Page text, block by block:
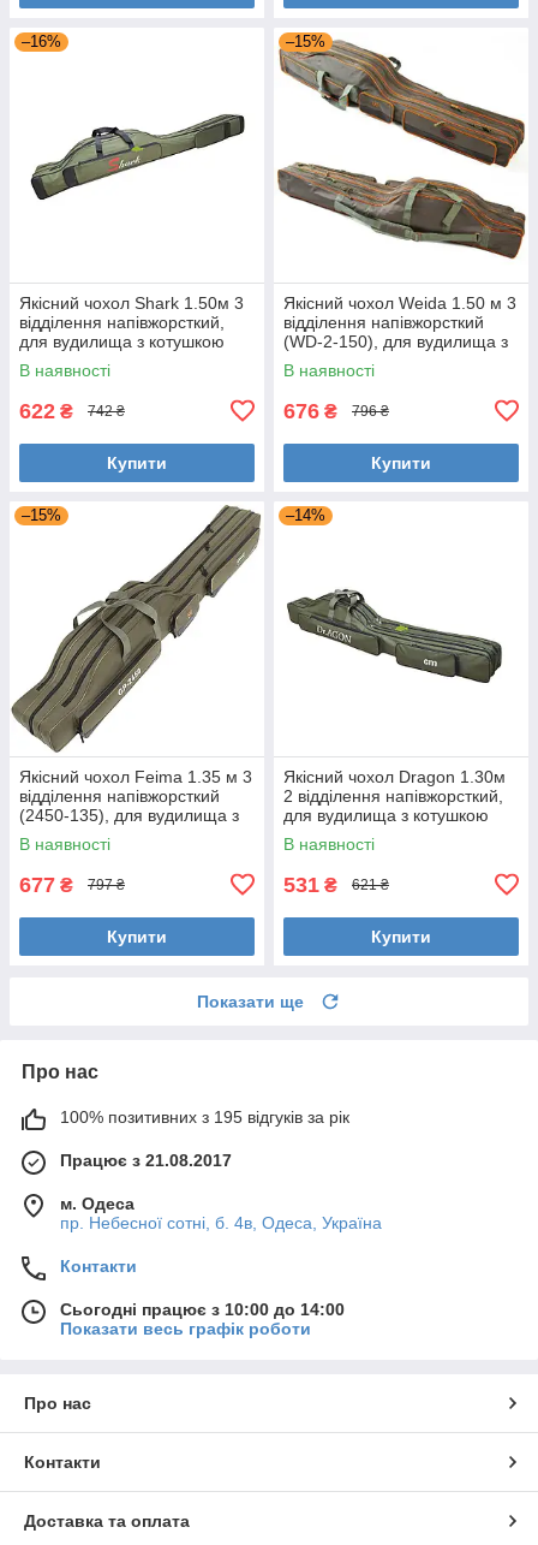
–16%
Якісний чохол Shark 1.50м 3
відділення напівжорсткий,
для вудилища з котушкою
(темно-зелений)
В наявності
622 ₴ 742 ₴
Купити
–15%
Якісний чохол Weida 1.50 м 3
відділення напівжорсткий
(WD-2-150), для вудилища з
котушкою (хакі)
В наявності
676 ₴ 796 ₴
Купити
–15%
Якісний чохол Feima 1.35 м 3
відділення напівжорсткий
(2450-135), для вудилища з
котушкою (темно-оливковий,
хакі)
В наявності
677 ₴ 797 ₴
Купити
–14%
Якісний чохол Dragon 1.30м
2 відділення напівжорсткий,
для вудилища з котушкою
(темно-зелений)
В наявності
531 ₴ 621 ₴
Купити
Показати ще
Про нас
100% позитивних з 195 відгуків за рік
Працює з 21.08.2017
м. Одеса
пр. Небесної сотні, б. 4в, Одеса, Україна
Контакти
Сьогодні працює з 10:00 до 14:00
Показати весь графік роботи
Про нас
Контакти
Доставка та оплата